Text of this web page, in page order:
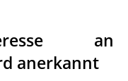
an
anerkannt